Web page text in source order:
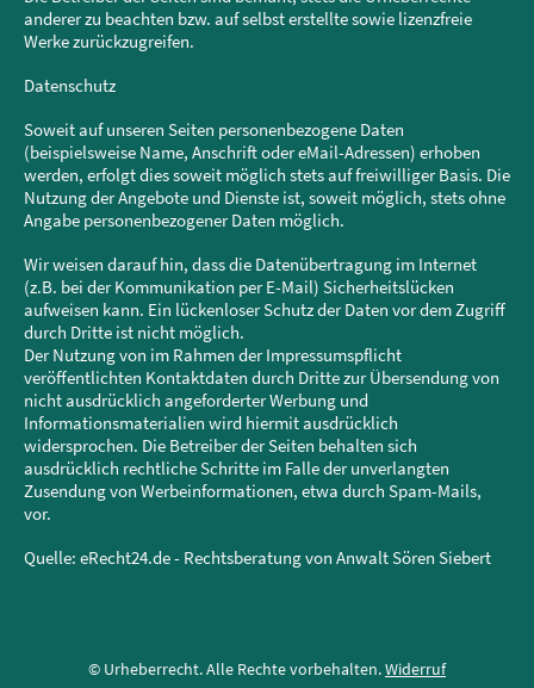
anderer zu beachten bzw. auf selbst erstellte sowie lizenzfreie
Werke zurückzugreifen.
Datenschutz
Soweit auf unseren Seiten personenbezogene Daten
(beispielsweise Name, Anschrift oder eMail-Adressen) erhoben
werden, erfolgt dies soweit möglich stets auf freiwilliger Basis. Die
Nutzung der Angebote und Dienste ist, soweit möglich, stets ohne
Angabe personenbezogener Daten möglich.
Wir weisen darauf hin, dass die Datenübertragung im Internet
(z.B. bei der Kommunikation per E-Mail) Sicherheitslücken
aufweisen kann. Ein lückenloser Schutz der Daten vor dem Zugriff
durch Dritte ist nicht möglich.
Der Nutzung von im Rahmen der Impressumspflicht
veröffentlichten Kontaktdaten durch Dritte zur Übersendung von
nicht ausdrücklich angeforderter Werbung und
Informationsmaterialien wird hiermit ausdrücklich
widersprochen. Die Betreiber der Seiten behalten sich
ausdrücklich rechtliche Schritte im Falle der unverlangten
Zusendung von Werbeinformationen, etwa durch Spam-Mails,
vor.
Quelle: eRecht24.de - Rechtsberatung von Anwalt Sören Siebert
© Urheberrecht. Alle Rechte vorbehalten.Widerruf